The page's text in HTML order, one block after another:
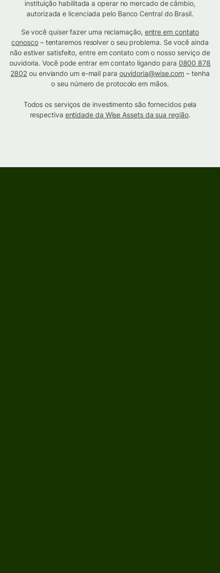
instituição habilitada a operar no mercado de câmbio,
autorizada e licenciada pelo Banco Central do Brasil.
Se você quiser fazer uma reclamação, entre em contato
conosco– tentaremos resolver o seu problema. Se você ainda
não estiver satisfeito, entre em contato com o nosso serviço de
ouvidoria. Você pode entrar em contato ligando para 0800 878
2802 ou enviando um e-mail para ouvidoria@wise.com – tenha
o seu número de protocolo em mãos.
Todos os serviços de investimento são fornecidos pela
respectiva entidade da Wise Assets da sua região.